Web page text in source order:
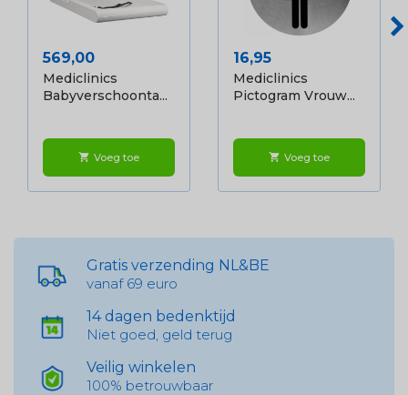
Prijs
569,00
Mediclinics
Babyverschoonta...
shopping_cart Voeg toe
Prijs
16,95
Mediclinics
Pictogram Vrouw...
shopping_cart Voeg toe
Gratis verzending NL&BE
vanaf 69 euro
14 dagen bedenktijd
Niet goed, geld terug
Veilig winkelen
100% betrouwbaar